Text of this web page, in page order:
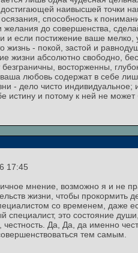
наивысшей точки
осязания, способность к
желания до совершенства,
и если постижение ваше
жизнь - покой, застой и
жизни абсолютно свободно,
восторженны,
любовь содержат в себе
- дело чисто
истину и потому к ней не может
17:45
мнение, возможно я и не
жизни, чтобы прокормить
со временем, даже
специалист, это состояние
Да, Да, да именно
тем самым.